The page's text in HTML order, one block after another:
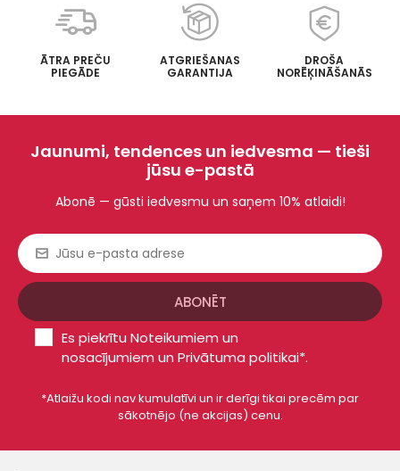
ĀTRA PREČU
PIEGĀDE
ATGRIEŠANAS
GARANTIJA
DROŠA
NORĒĶINĀŠANĀS
Jaunumi, tendences un iedvesma — tieši
jūsu e-pastā
Abonē — gūsti iedvesmu un saņem 10% atlaidi!
Es piekrītu Noteikumiem un
nosacījumiem un Privātuma politikai*.
*Atlaižu kodi nav kumulatīvi un ir derīgi tikai precēm par
sākotnējo (ne akcijas) cenu.